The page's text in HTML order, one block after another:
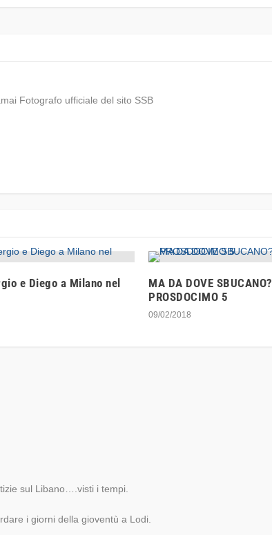
Fotografo ufficiale del sito SSB
e Diego a Milano nel
MA DA DOVE SBUCANO?
PROSDOCIMO 5
09/02/2018
sul Libano….visti i tempi.
i giorni della gioventù a Lodi.